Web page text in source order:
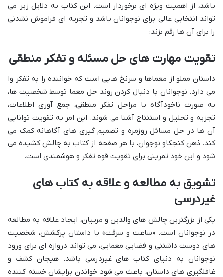
باشد، از اهمیت ویژه ای برخوردار است. این کتاب به دلایل زیر می
تواند انتخابی عالی برای نوجوانان باشد و تجربه ای فراموش نشدنی
را برای آن ها رقم بزند:
تقویت مهارت های حل مسئله و تفکر منطقی
داستان مملو از معماها و سرنخ هایی است که خواننده را به تفکر وا
می دارد. نوجوانان با دنبال کردن روند حل معما توسط شخصیت ها،
به صورت ناخودآگاه با مراحل تفکر منطقی، جمع آوری اطلاعات،
تجزیه و تحلیل و استنتاج آشنا می شوند. این امر به تقویت توانایی
آن ها در حل مسائل روزمره و تصمیم گیری های آگاهانه کمک می
کند. ذهن کنجکاو نوجوان، با هر صفحه از کتاب به چالش کشیده می
شود و این خود تمرینی برای تقویت قوه تفکر و هوشمندی است.
تشویق به مطالعه و علاقه به کتاب های
غیردرسی
یکی از بزرگترین چالش های والدین و مربیان، ایجاد علاقه به مطالعه
در نوجوانان است. «ساعت و سرقت» با داستان پرکشش، شخصیت
های دوست داشتنی و فضایی معمایی، می تواند دروازه ای برای ورود
نوجوانان به دنیای کتاب های غیردرسی باشد. هیجان کشف و
غافلگیری های داستان، باعث می شود خواندن برایشان خسته کننده